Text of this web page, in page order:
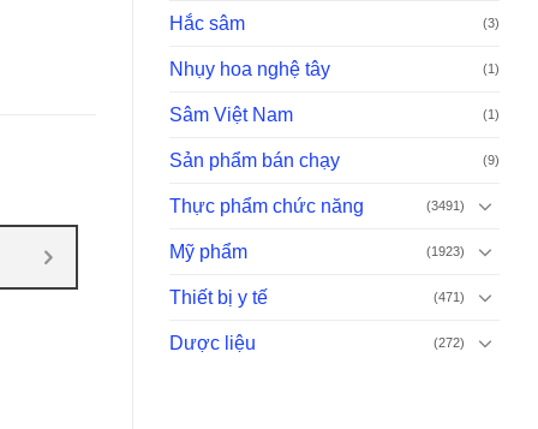
Hắc sâm (3)
Nhụy hoa nghệ tây (1)
Sâm Việt Nam (1)
Sản phẩm bán chạy (9)
Thực phẩm chức năng (3491)
Mỹ phẩm (1923)
Thiết bị y tế (471)
Dược liệu (272)